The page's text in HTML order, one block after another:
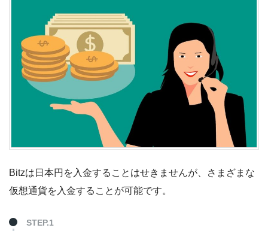
Bitzは日本円を入金することはせきませんが、さまざまな
仮想通貨を入金することが可能です。
STEP.1